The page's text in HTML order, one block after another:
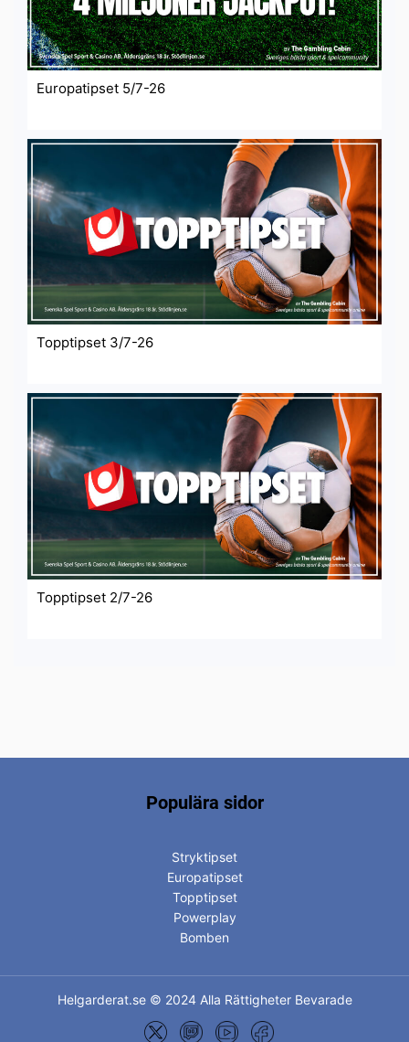
Europatipset 5/7-26
Topptipset 3/7-26
Topptipset 2/7-26
Populära sidor
Stryktipset
Europatipset
Topptipset
Powerplay
Bomben
Helgarderat.se © 2024 Alla Rättigheter Bevarade